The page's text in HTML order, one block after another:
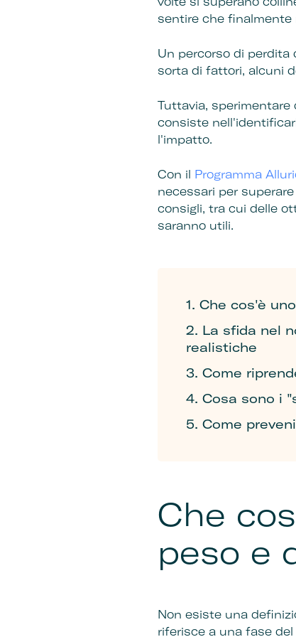
sentire che finalmente
Un percorso di perdita
sorta di fattori, alcuni
Tuttavia,
consiste
l'impatto.
Con il Programma
necessari per
consigli, tra cui delle
saranno utili.
1. Che cos'è
2. La sfida nel
realistiche
3. Come
4. Cosa sono i
5. Come
Che
peso e
Non esiste una
riferisce a una fase